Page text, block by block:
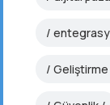
Geliştirme